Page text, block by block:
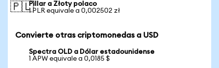
🇵🇱Pillar a Złoty polaco
1 PLR equivale a 0,002502 zł
Convierte otras criptomonedas a USD
Spectra OLD a Dólar estadounidense
1 APW equivale a 0,0185 $